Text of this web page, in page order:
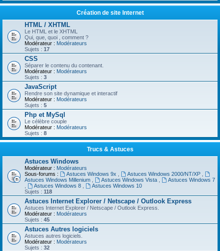
Création de site Internet
HTML / XHTML
Le HTML et le XHTML
Qui, que, quoi , comment ?
Modérateur : Modérateurs
Sujets : 17
CSS
Séparer le contenu du contenant.
Modérateur : Modérateurs
Sujets : 3
JavaScript
Rendre son site dynamique et interactif
Modérateur : Modérateurs
Sujets : 5
Php et MySql
Le célèbre couple
Modérateur : Modérateurs
Sujets : 8
Trucs & Astuces
Astuces Windows
Modérateur : Modérateurs
Sous-forums :
Astuces Windows 9x Astuces Windows 2000/NT/XP
Astuces Windows Millenium
Astuces Windows Vista
Astuces Windows 7
Astuces Windows 8
Astuces Windows 10
Sujets : 118
Astuces Internet Explorer / Netscape / Outlook Express
Astuces Internet Explorer / Netscape / Outlook Express.
Modérateur : Modérateurs
Sujets : 45
Astuces Autres logiciels
Astuces autres logiciels.
Modérateur : Modérateurs
Sujets : 32